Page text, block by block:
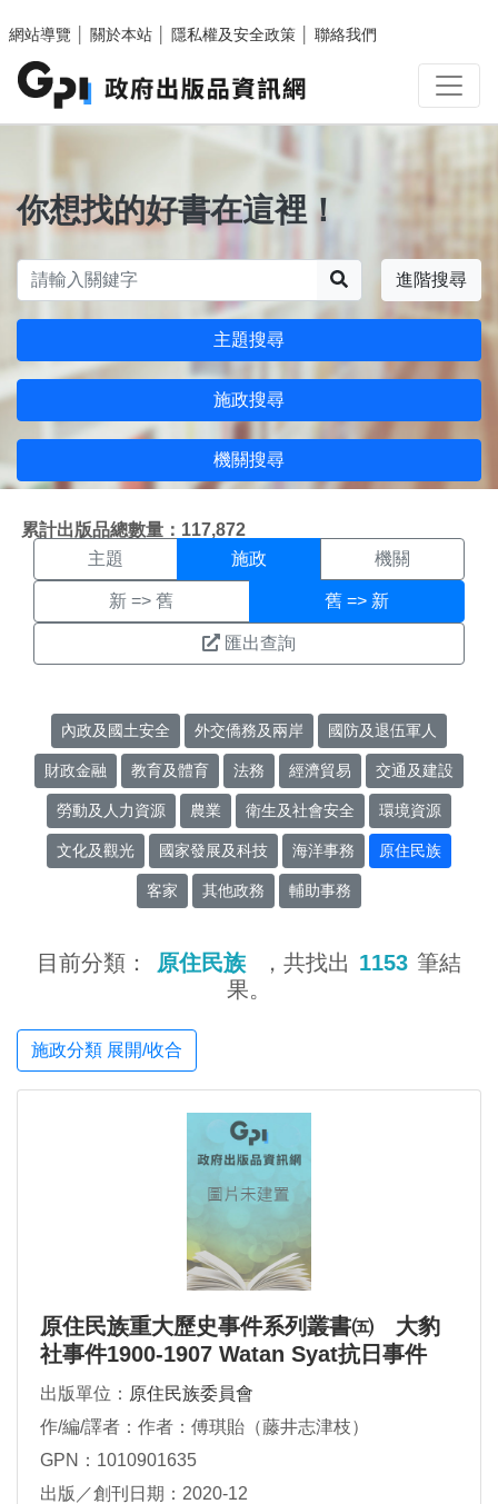
網站導覽
關於本站 隱私權及安全政策 聯絡我們
你想找的好書在這裡！
進階搜尋
主題搜尋
施政搜尋
機關搜尋
累計出版品總數量：117,872
施政搜尋結果頁面
主題 施政 機關
新 => 舊 舊 => 新
匯出查詢
內政及國土安全 外交僑務及兩岸 國防及退伍軍人
財政金融 教育及體育 法務 經濟貿易 交通及建設
勞動及人力資源 農業 衛生及社會安全 環境資源
文化及觀光 國家發展及科技 海洋事務 原住民族
客家 其他政務 輔助事務
目前分類： 原住民族 ，共找出 1153 筆結
果。
施政分類 展開/收合
原住民族重大歷史事件系列叢書㈤ 大豹
社事件1900-1907 Watan Syat抗日事件
出版單位： 原住民族委員會
作/編/譯者：作者：傅琪貽（藤井志津枝）
GPN：1010901635
出版／創刊日期：2020-12